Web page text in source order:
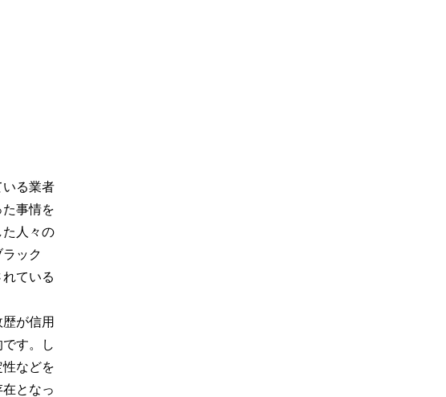
いる業者
事情を
た人々の
ック
ている
が信用
す。し
などを
となっ